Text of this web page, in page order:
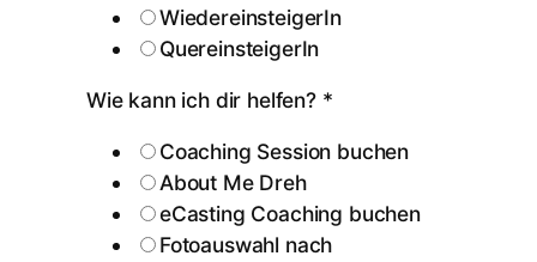
WiedereinsteigerIn
QuereinsteigerIn
Wie kann ich dir helfen? *
Coaching Session buchen
About Me Dreh
eCasting Coaching buchen
Fotoauswahl nach